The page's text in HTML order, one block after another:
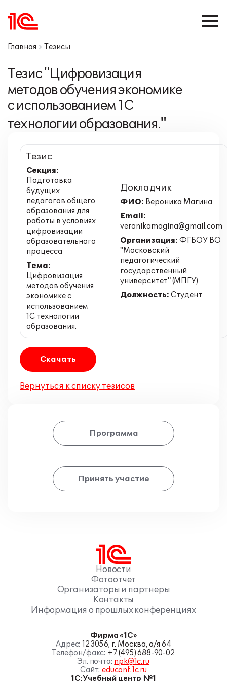
Главная Тезисы
Тезис "Цифровизация
методов обучения экономике
с использованием 1С
технологии образования."
Тезис
Секция:
Подготовка
будущих
педагогов общего
образования для
работы в условиях
цифровизации
образовательного
процесса
Тема:
Цифровизация
методов обучения
экономике с
использованием
1С технологии
образования.
Докладчик
ФИО: Вероника Магина
Email:
veronikamagina@gmail.com
Организация: ФГБОУ ВО
"Московский
педагогический
государственный
университет" (МПГУ)
Должность: Студент
Скачать
Вернуться к списку тезисов
Программа
Принять участие
Новости
Фотоотчет
Организаторы и партнеры
Контакты
Информация о прошлых конференциях
Фирма «1С»
Адрес: 123056, г. Москва, а/я 64
Телефон/факс: +7 (495) 688-90-02
Эл. почта: npk@1c.ru
Сайт: educonf.1c.ru
1С:Учебный центр №1